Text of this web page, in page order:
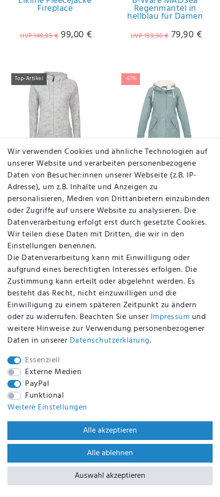
Fireplace
UVP 149,95 € 99,00 €
Regenmantel in
hellblau für Damen
UVP 159,90 € 79,90 €
Top-Artikel
Elkline Damen
Fleecemantel
Durchgewärmt mit
Kapuze
UVP 149,95 € 139,95 €
-61%
C-Ware Regenliebe
Damen Regenmantel
gefüttert
UVP 179,90 € 69,90 €
Regenmantel für
Damen
UVP 159,90 €
Wir verwenden Cookies und ähnliche Technologien auf
unserer Website und verarbeiten personenbezogene
Daten von Besucher:innen unserer Webseite (z.B. IP-
Adresse), um z.B. Inhalte und Anzeigen zu
personalisieren, Medien von Drittanbietern einzubinden
oder Zugriffe auf unsere Website zu analysieren. Die
Datenverarbeitung erfolgt erst durch gesetzte Cookies.
Wir teilen diese Daten mit Dritten, die wir in den
Einstellungen benennen.
Die Datenverarbeitung kann mit Einwilligung oder
aufgrund eines berechtigten Interesses erfolgen. Die
Zustimmung kann erteilt oder abgelehnt werden. Es
besteht das Recht, nicht einzuwilligen und die
Einwilligung zu einem späteren Zeitpunkt zu ändern
oder zu widerrufen. Beachten Sie unser Impressum und
weitere Hinweise zur Verwendung personenbezogener
Daten in unserer Daten­schutz­erklärung.
Essenziell
Externe Medien
PayPal
Funktional
Weitere Einstellungen
Alle akzeptieren
Alle ablehnen
Auswahl akzeptieren